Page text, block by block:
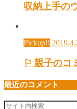
収納上手の
Pickup!!
⚐ 親子のコ
最近のコメント